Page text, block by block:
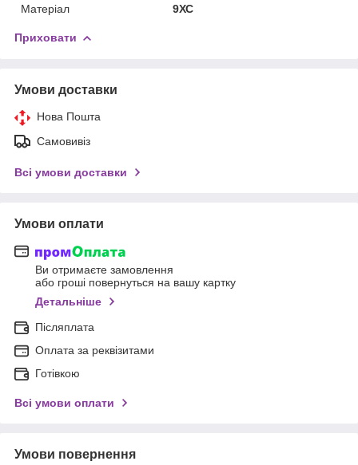
Матеріал
9ХС
Приховати
Умови доставки
Нова Пошта
Самовивіз
Всі умови доставки
Умови оплати
Ви отримаєте замовлення
або гроші повернуться на вашу картку
Детальніше
Післяплата
Оплата за реквізитами
Готівкою
Всі умови оплати
Умови повернення